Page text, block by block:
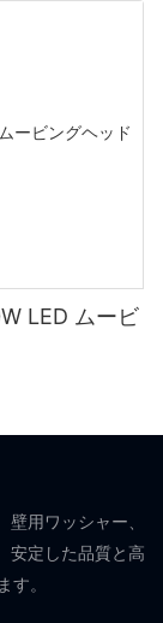
LED ムービ
用ワッシャー、
安定した品質と高
す。